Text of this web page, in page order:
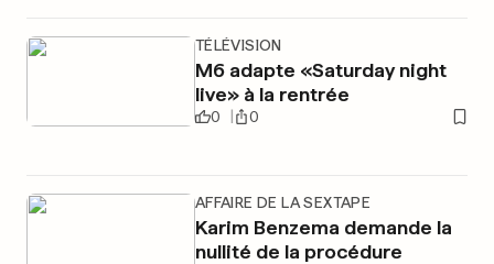
TÉLÉVISION
M6 adapte «Saturday night
live» à la rentrée
0 0
AFFAIRE DE LA SEXTAPE
Karim Benzema demande la
nullité de la procédure